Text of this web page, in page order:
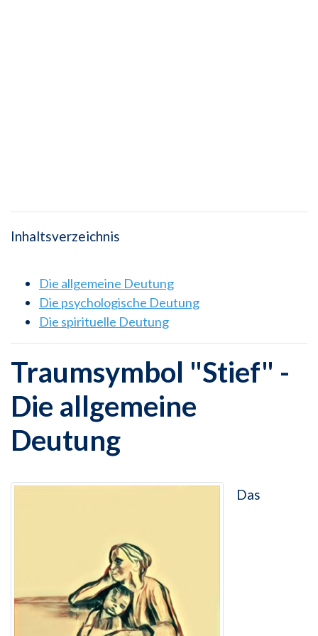
Inhaltsverzeichnis
Die allgemeine Deutung
Die psychologische Deutung
Die spirituelle Deutung
Traumsymbol "Stief" -
Die allgemeine
Deutung
Das